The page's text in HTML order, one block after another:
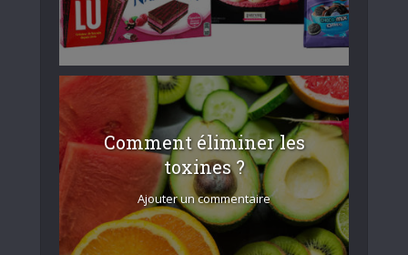
Comment éliminer les
toxines ?
Ajouter un commentaire